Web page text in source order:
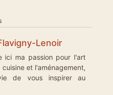
Lenoir
ici ma passion pour l'art
et l'aménagement,
de vous inspirer au